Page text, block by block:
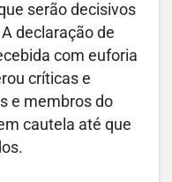
serão decisivos
declaração de
com euforia
críticas e
e membros do
cautela até que